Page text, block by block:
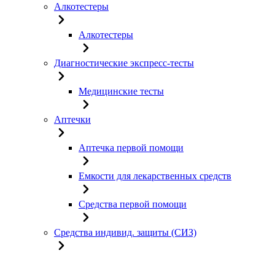
Алкотестеры
Алкотестеры
Диагностические экспресс-тесты
Медицинские тесты
Аптечки
Аптечка первой помощи
Емкости для лекарственных средств
Средства первой помощи
Средства индивид. защиты (СИЗ)